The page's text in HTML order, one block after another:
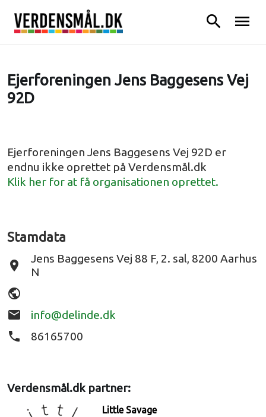
search menu
Ejerforeningen Jens Baggesens Vej
92D
Ejerforeningen Jens Baggesens Vej 92D er
endnu ikke oprettet på Verdensmål.dk
Klik her for at få organisationen oprettet.
Stamdata
place
Jens Baggesens Vej 88 F, 2. sal, 8200 Aarhus
N
public
email
info@delinde.dk
phone 86165700
Verdensmål.dk partner:
Little Savage